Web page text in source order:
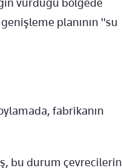
vurduğu bölgede
planının "su
fabrikanın
bu durum çevrecilerin